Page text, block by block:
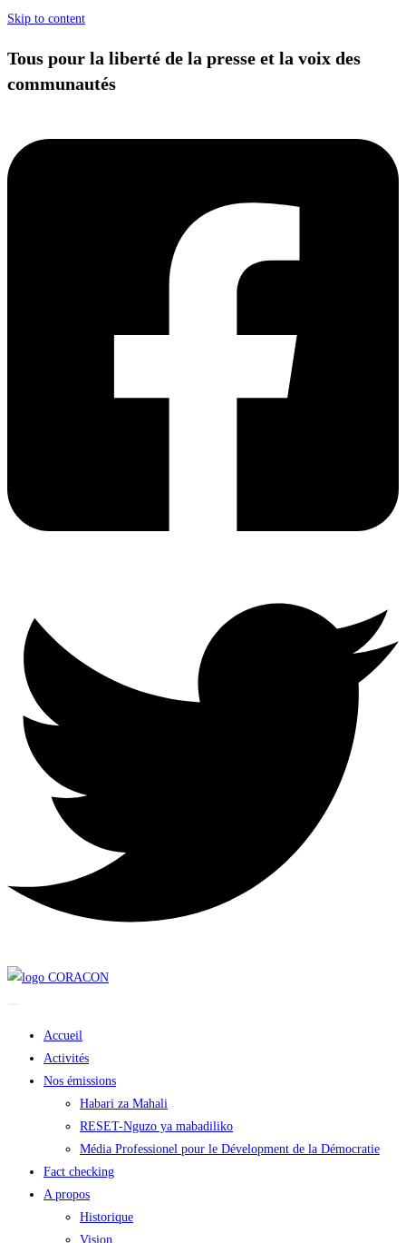
Skip to content
Tous pour la liberté de la presse et la voix des
communautés
Accueil
Activités
Nos émissions
Habari za Mahali
RESET-Nguzo ya mabadiliko
Média Professionel pour le Dévelopment de la Démocratie
Fact checking
A propos
Historique
Vision